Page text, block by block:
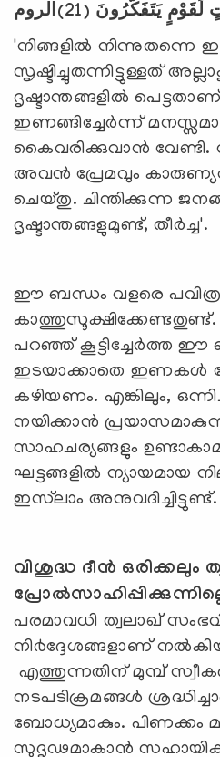
لِّقَوْمٍ يَتَفَكَّرُونَ (21) الروم
'നിങ്ങളില്‍ നിന്നുതന്നെ
സൃഷ്ടിച്ചുതന്നിട്ടുള്ളത്
ദൃഷ്ടാന്തങ്ങളില്‍
ഇണങ്ങിച്ചേര്‍ന്ന്
കൈവരിക്കുവാന്‍ വേണ്ടി.
അവന്‍ പ്രേമവും
ചെയ്തു. ചിന്തിക്കുന്ന
ദൃഷ്ടാന്തങ്ങളുമുണ്ട്, തീര്‍ച്ച'.
ഈ ബന്ധം വളരെ
കാത്തുസൂക്ഷിക്കേണ്ടതുണ്ട്.
പറഞ്ഞ് കൂട്ടിച്ചേര്‍ത്ത
ഇടയാക്കാതെ ഇണകള്‍
കഴിയണം. എങ്കിലും,
നയിക്കാന്‍
സാഹചര്യങ്ങളും
ഘട്ടങ്ങളില്‍ ന്യായമായ
ഇസ്‌ലാം
വിശുദ്ധ ദീന്‍ ഒരിക്കലും
പരമാവധി ത്വലാഖ്
നി൪ദ്ദേശങ്ങളാണ്
എത്തുന്നതിന് മുമ്പ്
നടപടിക്രമങ്ങള്‍
ബോധ്യമാകും. പിണക്കം
സുദൃഢമാകാന്‍